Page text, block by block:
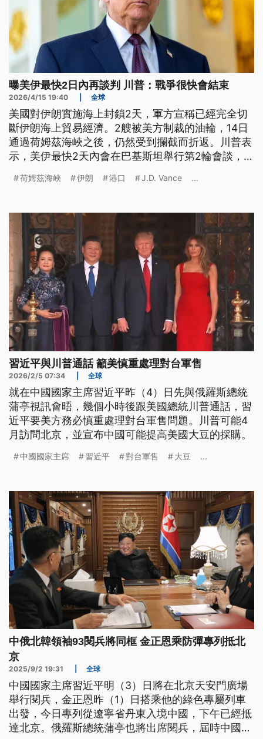
曝美伊最快2日內再談判 川普：戰爭很快會結束
2026/4/15 19:40 全球
美國對伊朗實施海上封鎖2天，軍方宣稱已經完全切
斷伊朗海上貿易經濟。2艘被美方制裁的油輪，14日
通過荷姆茲海峽之後，仍然受到攔截而折返。川普表
示，美伊最快2天內會在巴基斯坦舉行第2輪會談，戰
荷姆茲海峽 伊朗 港口 J.D. Vance ...
習近平與川普通話 籲美慎重處理對台軍售
2026/2/5 07:34 全球
就在中國國家主席習近平昨（4）日先與俄羅斯總統
蒲亭視訊會晤，幾個小時後跟美國總統川普通話，習
近平要美方務必慎重處理對台軍售問題。川普可能4
月訪問北京，並宣布中國可能提高美國大豆的採購。
中國國家主席 習近平 對台軍售 大豆 ...
中俄北韓領袖93閱兵將同框 金正恩乘防彈專列抵北
京
2025/9/2 19:31 全球
中國國家主席習近平明（3）日將在北京天安門廣場
舉行閱兵，金正恩昨（1）日搭乘他的綠色專屬列車
出發，今日專列從遼寧省丹東入境中國，下午已經抵
達北京。俄羅斯總統蒲亭也將出席閱兵，屆時中國俄